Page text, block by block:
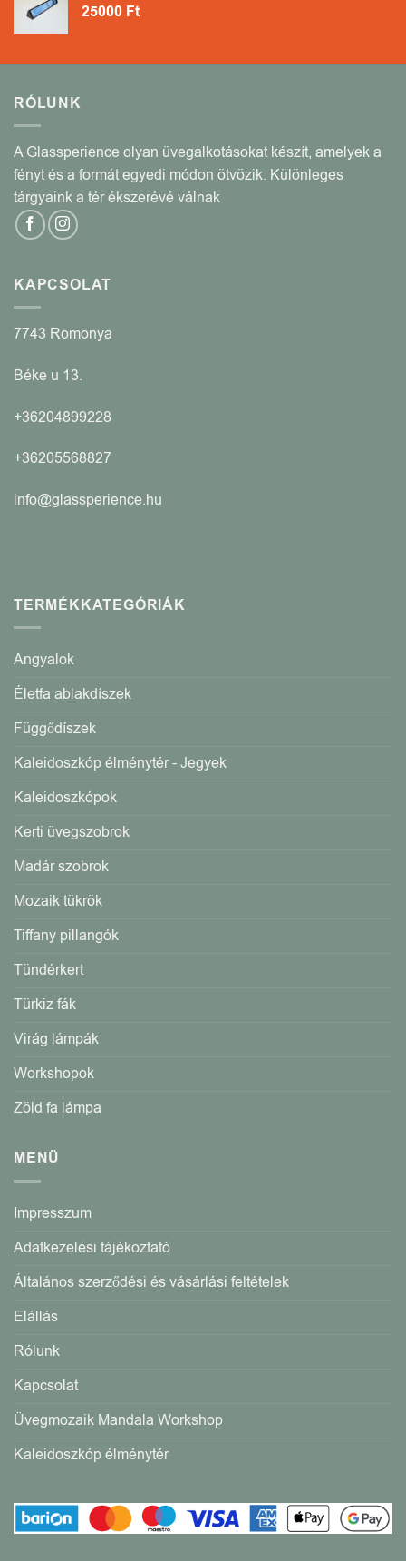
25000 Ft
RÓLUNK
A Glassperience olyan üvegalkotásokat készít, amelyek a
fényt és a formát egyedi módon ötvözik. Különleges
tárgyaink a tér ékszerévé válnak
KAPCSOLAT
7743 Romonya
Béke u 13.
+36204899228
+36205568827
info@glassperience.hu
TERMÉKKATEGÓRIÁK
Angyalok
Életfa ablakdíszek
Függődíszek
Kaleidoszkóp élménytér - Jegyek
Kaleidoszkópok
Kerti üvegszobrok
Madár szobrok
Mozaik tükrök
Tiffany pillangók
Tündérkert
Türkiz fák
Virág lámpák
Workshopok
Zöld fa lámpa
MENÜ
Impresszum
Adatkezelési tájékoztató
Általános szerződési és vásárlási feltételek
Elállás
Rólunk
Kapcsolat
Üvegmozaik Mandala Workshop
Kaleidoszkóp élménytér